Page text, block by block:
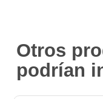
Otros
podrían